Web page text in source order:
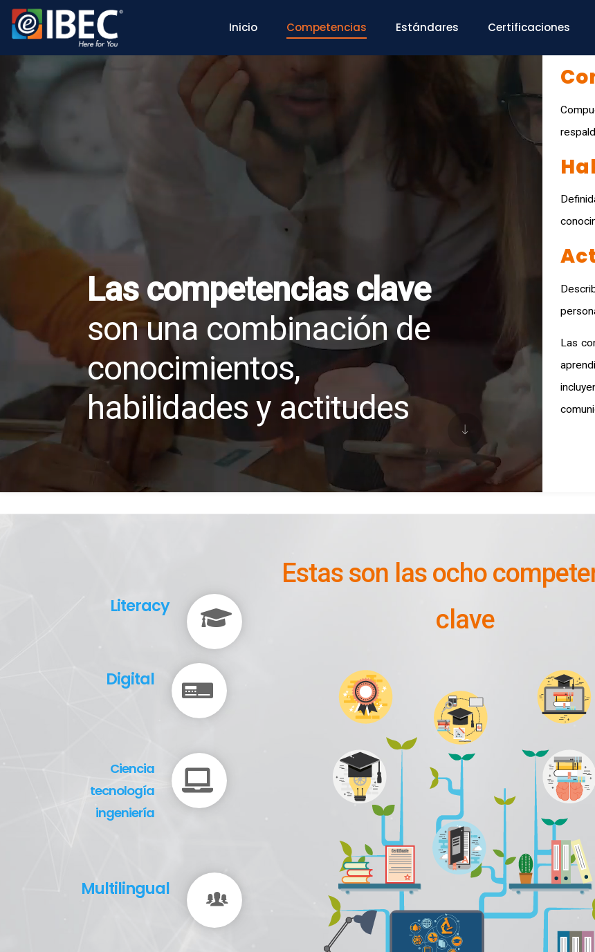
Inicio Competencias Estándares Certificaciones
Las competencias clave
son una combinación de
conocimientos,
habilidades y actitudes
Las
Literacy
Digital
Ciencia
tecnología
ingeniería
Multilingual
Estas son las ocho
clave